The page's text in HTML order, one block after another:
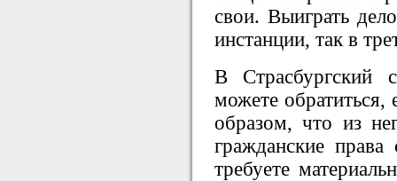
свои. Выиграть
инстанции, так в
В Страсбургский
можете обратиться,
образом, что из
гражданские
требуете